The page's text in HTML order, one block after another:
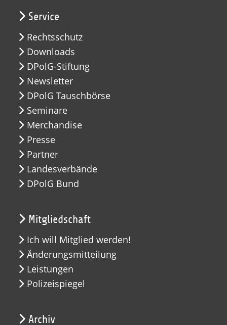
Service
Rechtsschutz
Downloads
DPolG-Stiftung
Newsletter
DPolG Tauschbörse
Seminare
Merchandise
Presse
Partner
Landesverbände
DPolG Bund
Mitgliedschaft
Ich will Mitglied werden!
Änderungsmitteilung
Leistungen
Polizeispiegel
Archiv